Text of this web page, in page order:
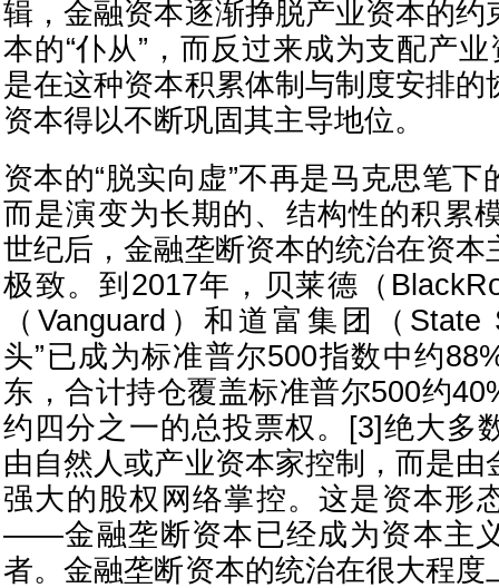
辑，金融资本逐渐挣脱产业资本的约
本的“仆从”，而反过来成为支配产业
是在这种资本积累体制与制度安排的
资本得以不断巩固其主导地位。
资本的“脱实向虚”不再是马克思笔
而是演变为长期的、结构性的积累
世纪后，金融垄断资本的统治在资本
极致。到2017年，贝莱德（
（Vanguard）和道富集团（
头”已成为标准普尔500指数中约
东，合计持仓覆盖标准普尔500约
约四分之一的总投票权。[3]绝大多
由自然人或产业资本家控制，而是由
强大的股权网络掌控。这是资本形
——金融垄断资本已经成为资本主
者。金融垄断资本的统治在很大程度